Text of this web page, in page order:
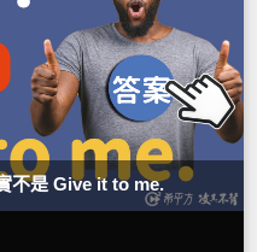
不是 Give it to me.